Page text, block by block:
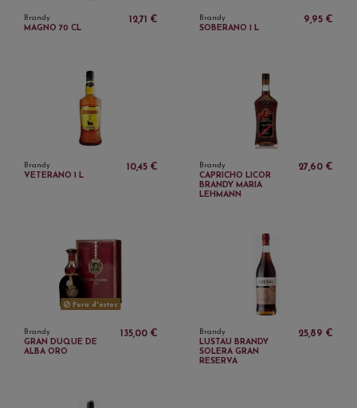
Brandy
MAGNO 70 CL
12,71 € Brandy
SOBERANO 1 L
9,95 €
Brandy
VETERANO 1 L
10,45 € Brandy
CAPRICHO LICOR
BRANDY MARIA
LEHMANN
27,60 €
Fora d'estoc
Brandy
GRAN DUQUE DE
ALBA ORO
135,00 € Brandy
LUSTAU BRANDY
SOLERA GRAN
RESERVA
25,89 €